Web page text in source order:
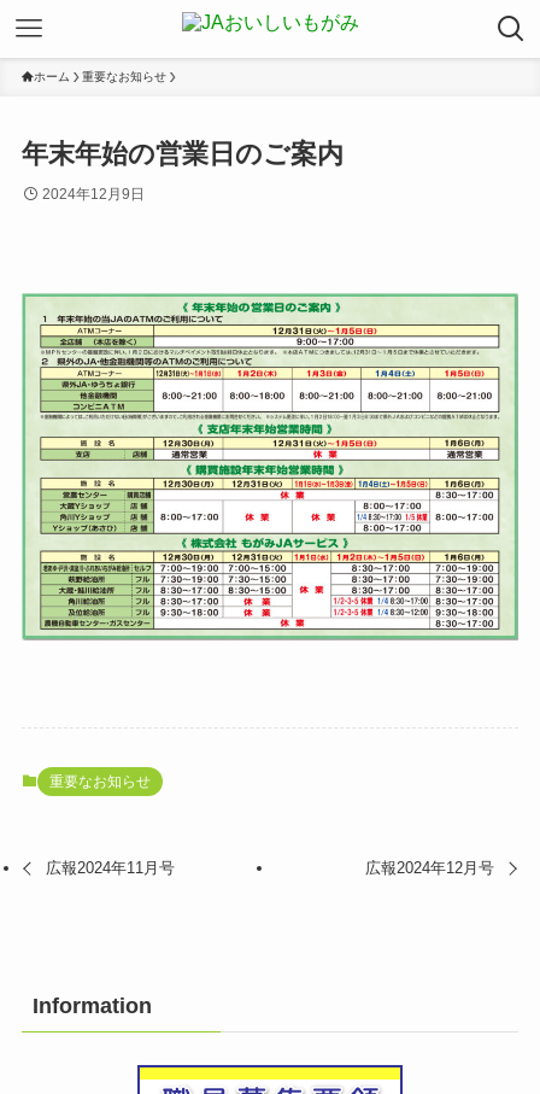
ホーム 重要なお知らせ
年末年始の営業日のご案内
2024年12月9日
重要なお知らせ
広報2024年11月号 広報2024年12月号
Information